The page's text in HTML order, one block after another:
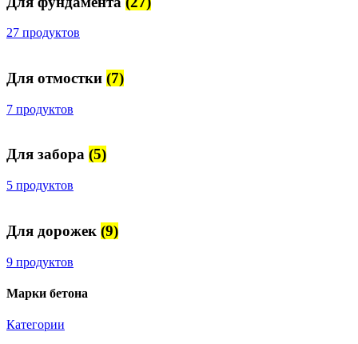
27 продуктов
Для отмостки (7)
7 продуктов
Для забора (5)
5 продуктов
Для дорожек (9)
9 продуктов
Марки бетона
Категории